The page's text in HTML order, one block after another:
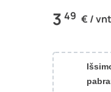
3 49 € /